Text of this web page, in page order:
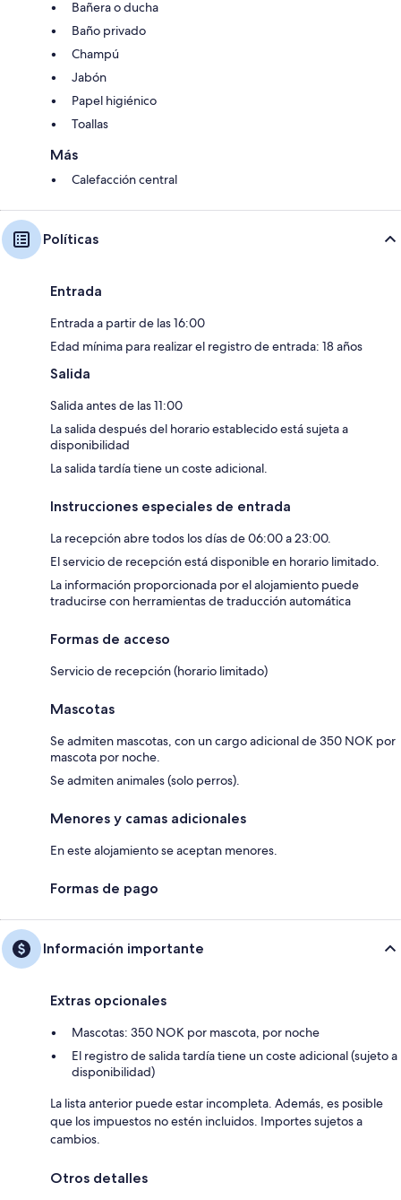
Bañera o ducha
Baño privado
Champú
Jabón
Papel higiénico
Toallas
Más
Calefacción central
Políticas
Entrada
Entrada a partir de las 16:00
Edad mínima para realizar el registro de entrada: 18 años
Salida
Salida antes de las 11:00
La salida después del horario establecido está sujeta a
disponibilidad
La salida tardía tiene un coste adicional.
Instrucciones especiales de entrada
La recepción abre todos los días de 06:00 a 23:00.
El servicio de recepción está disponible en horario limitado.
La información proporcionada por el alojamiento puede
traducirse con herramientas de traducción automática
Formas de acceso
Servicio de recepción (horario limitado)
Mascotas
Se admiten mascotas, con un cargo adicional de 350 NOK por
mascota por noche.
Se admiten animales (solo perros).
Menores y camas adicionales
En este alojamiento se aceptan menores.
Formas de pago
Información importante
Extras opcionales
Mascotas: 350 NOK por mascota, por noche
El registro de salida tardía tiene un coste adicional (sujeto a
disponibilidad)
La lista anterior puede estar incompleta. Además, es posible
que los impuestos no estén incluidos. Importes sujetos a
cambios.
Otros detalles